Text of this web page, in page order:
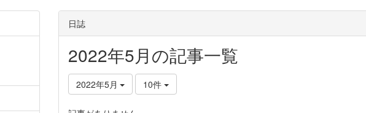
日誌
2022年5月の記事一覧
2022年5月 10件